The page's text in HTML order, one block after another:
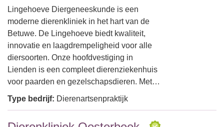
Lingehoeve Diergeneeskunde is een
moderne dierenkliniek in het hart van de
Betuwe. De Lingehoeve biedt kwaliteit,
innovatie en laagdrempeligheid voor alle
diersoorten. Onze hoofdvestiging in
Lienden is een compleet dierenziekenhuis
voor paarden en gezelschapsdieren. Met…
Type bedrijf: Dierenartsenpraktijk